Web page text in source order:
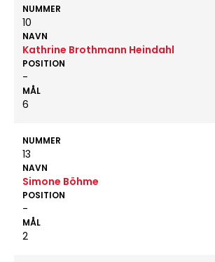
NUMMER
10
NAVN
Kathrine Brothmann Heindahl
POSITION
-
MÅL
6
NUMMER
13
NAVN
Simone Böhme
POSITION
-
MÅL
2